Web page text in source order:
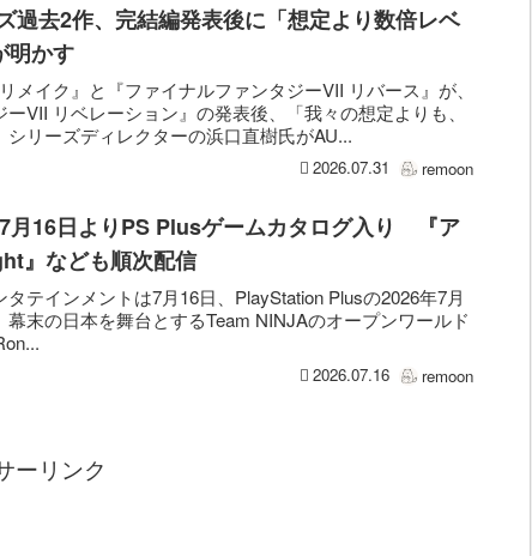
過去2作、完結編発表後に「想定より数倍レベ
明かす
メイク』と『ファイナルファンタジーVII リバース』が、
VII リベレーション』の発表後、「我々の想定よりも、
リーズディレクターの浜口直樹氏がAU...
2026.07.31 remoon
月16日よりPS Plusゲームカタログ入り 『ア
』なども順次配信
テインメントは7月16日、PlayStation Plusの2026年7月
末の日本を舞台とするTeam NINJAのオープンワールド
2026.07.16 remoon
ーリンク